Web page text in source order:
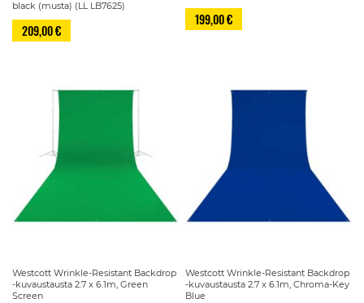
black (musta) (LL LB7625)
209,00 €
199,00 €
Westcott Wrinkle-Resistant Backdrop
-kuvaustausta 2.7 x 6.1m, Green
Screen
Westcott Wrinkle-Resistant Backdrop
-kuvaustausta 2.7 x 6.1m, Chroma-Key
Blue